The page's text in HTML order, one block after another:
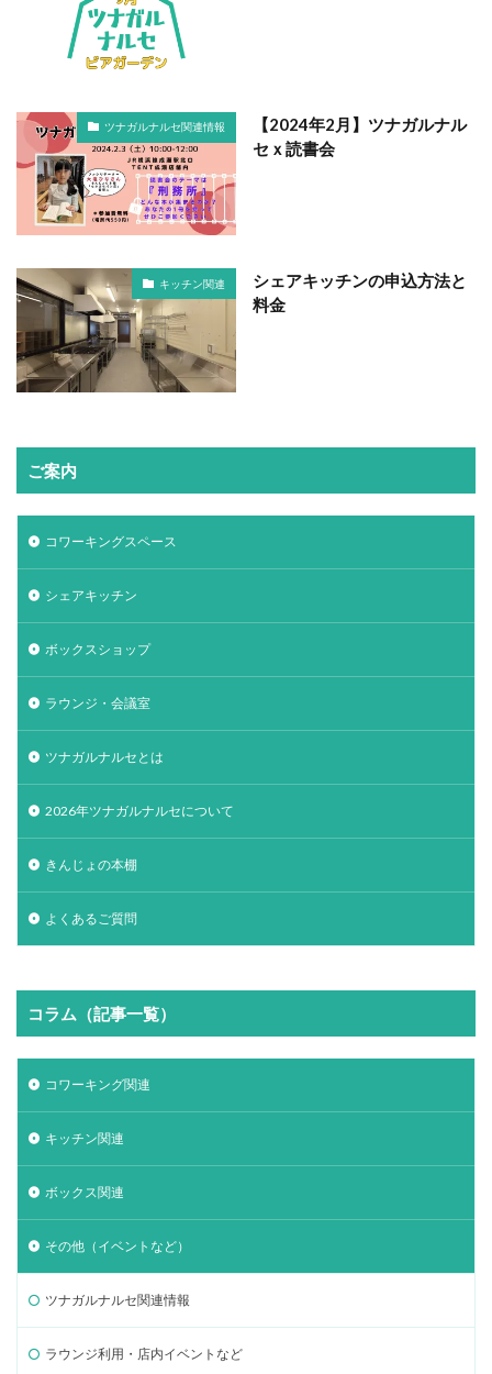
ツナガルナルセ関連情報
【2024年2月】ツナガルナル
セｘ読書会
キッチン関連
シェアキッチンの申込方法と
料金
ご案内
コワーキングスペース
シェアキッチン
ボックスショップ
ラウンジ・会議室
ツナガルナルセとは
2026年ツナガルナルセについて
きんじょの本棚
よくあるご質問
コラム（記事一覧）
コワーキング関連
キッチン関連
ボックス関連
その他（イベントなど）
ツナガルナルセ関連情報
ラウンジ利用・店内イベントなど